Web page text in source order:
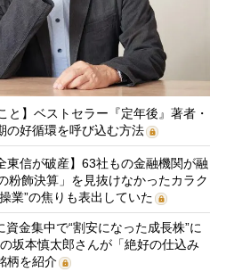
と】ベストセラー『定年後』著者・
の好循環を呼び込む方法
東信が破産】63社もの金融機関が融
粉飾決算」を見抜けなかったカラク
業”の焦りも表出していた
金集中で“割安になった成長株”に
坂本慎太郎さんが「絶好の仕込み
柄を紹介